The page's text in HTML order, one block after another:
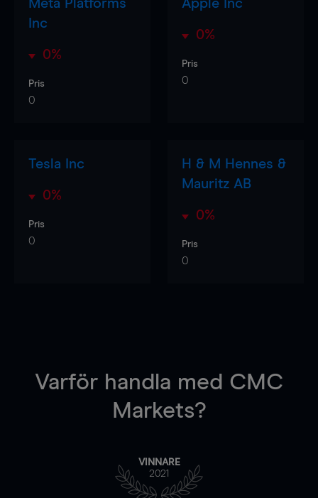
Meta Platforms
Inc
0%
Pris
0
Apple Inc
0%
Pris
0
Tesla Inc
0%
Pris
0
H & M Hennes &
Mauritz AB
0%
Pris
0
Varför handla med CMC
Markets?
VINNARE
2021